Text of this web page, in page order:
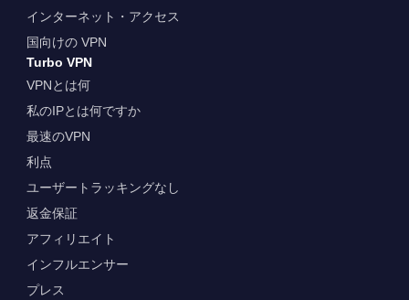
インターネット・アクセス
国向けの VPN
Turbo VPN
VPNとは何
私のIPとは何ですか
最速のVPN
利点
ユーザートラッキングなし
返金保証
アフィリエイト
インフルエンサー
プレス